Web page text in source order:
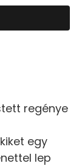
regénye
egy
lep